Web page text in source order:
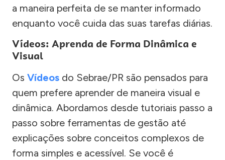
a maneira perfeita de se manter informado
enquanto você cuida das suas tarefas diárias.
Vídeos: Aprenda de Forma Dinâmica e
Visual
Os Vídeos do Sebrae/PR são pensados para
quem prefere aprender de maneira visual e
dinâmica. Abordamos desde tutoriais passo a
passo sobre ferramentas de gestão até
explicações sobre conceitos complexos de
forma simples e acessível. Se você é